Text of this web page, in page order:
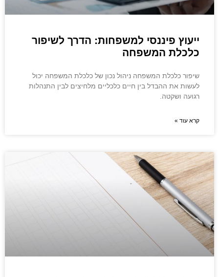
ייעוץ פיננסי למשפחות: הדרך לשיפור
כלכלת המשפחה
שיפור כלכלת המשפחה ניהול נכון של כלכלת המשפחה יכול
לעשות את ההבדל בין חיים כלכליים מלחיצים לבין התנהלות
רגועה ושקטה.
קרא עוד »